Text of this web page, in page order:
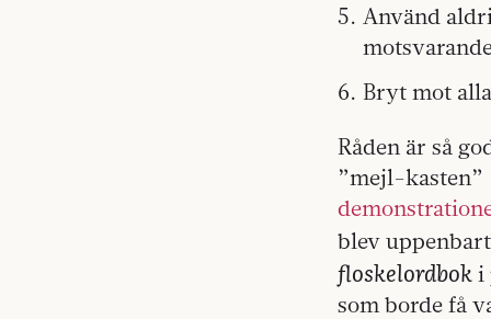
Använd
Bryt mot
Råden är så
”mejl-kasten”
blev
floskelordbok i
som borde få